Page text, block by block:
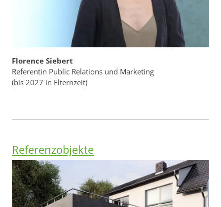
Florence Siebert
Referentin Public Relations und Marketing
(bis 2027 in Elternzeit)
Referenzobjekte